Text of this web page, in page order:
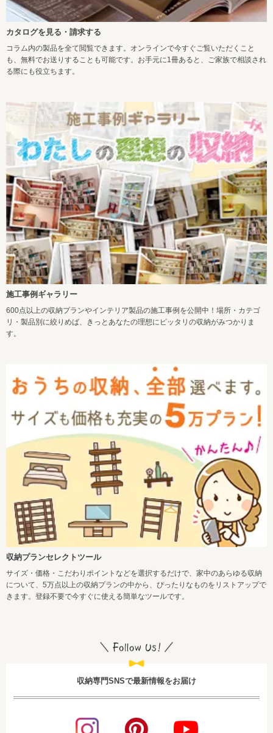
カタログを見る・請求する
コラム内の製品を全て閲覧できます。オンラインで今すぐご覧いただくこと
も、無料でお送りすることも可能です。お手元に1冊あると、ご家族で相談され
る際にも役立ちます。
施工事例ギャラリー
600点以上の収納プランやインテリア製品の施工事例を公開中！場所・カテゴ
リ・製品別に絞りめば、きっとあなたの理想にピッタリの収納がみつかりま
す。
収納プランセレクトツール
サイズ・価格・こだわりポイントなどを選択するだけで、家中のあらゆる収納
について、5万点以上の収納プランの中から、ぴったりなものをリストアップで
きます。登録不要で今すぐに使える簡単なツールです。
収納専門SNSで最新情報をお届け